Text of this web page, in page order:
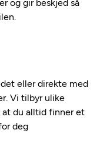
og gir beskjed så
eller direkte med
Vi tilbyr ulike
at du alltid finner et
deg